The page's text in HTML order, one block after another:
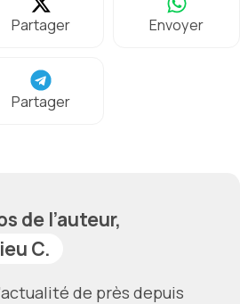
Partager Envoyer
Partager
de l’auteur,
C.
de près depuis